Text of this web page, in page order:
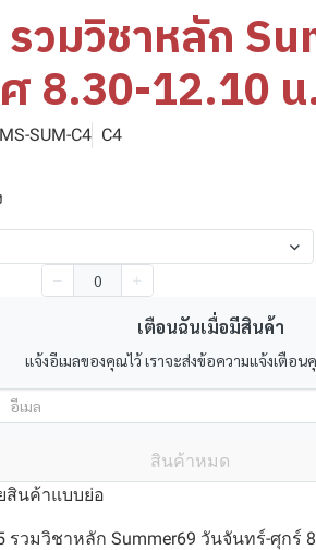
วมวิชาหลัก
8.30-12.10
SUM-C4 C4
เตือนฉันเมื่อมีสินค้า
แจ้งอีเมลของคุณไว้ เราจะส่งข้อความแจ้งเตือ
สินค้าหมด
สินค้าแบบย่อ
รวมวิชาหลัก Summer69 วันจันทร์-ศุกร์